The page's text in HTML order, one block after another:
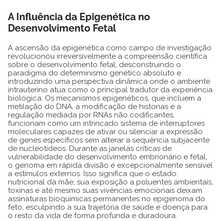
A Influência da Epigenética no
Desenvolvimento Fetal
A ascensão da epigenética como campo de investigação
revolucionou irreversivelmente a compreensão científica
sobre o desenvolvimento fetal, desconstruindo o
paradigma do determinismo genético absoluto e
introduzindo uma perspectiva dinâmica onde o ambiente
intrauterino atua como o principal tradutor da experiência
biológica. Os mecanismos epigenéticos, que incluem a
metilação do DNA, a modificação de histonas e a
regulação mediada por RNAs não codificantes,
funcionam como um intrincado sistema de interruptores
moleculares capazes de ativar ou silenciar a expressão
de genes específicos sem alterar a sequência subjacente
de nucleotídeos. Durante as janelas críticas de
vulnerabilidade do desenvolvimento embrionário e fetal,
o genoma em rápida divisão é excepcionalmente sensível
a estímulos externos. Isso significa que o estado
nutricional da mãe, sua exposição a poluentes ambientais,
toxinas e até mesmo suas vivências emocionais deixam
assinaturas bioquímicas permanentes no epigenoma do
feto, esculpindo a sua trajetória de saúde e doença para
o resto da vida de forma profunda e duradoura.